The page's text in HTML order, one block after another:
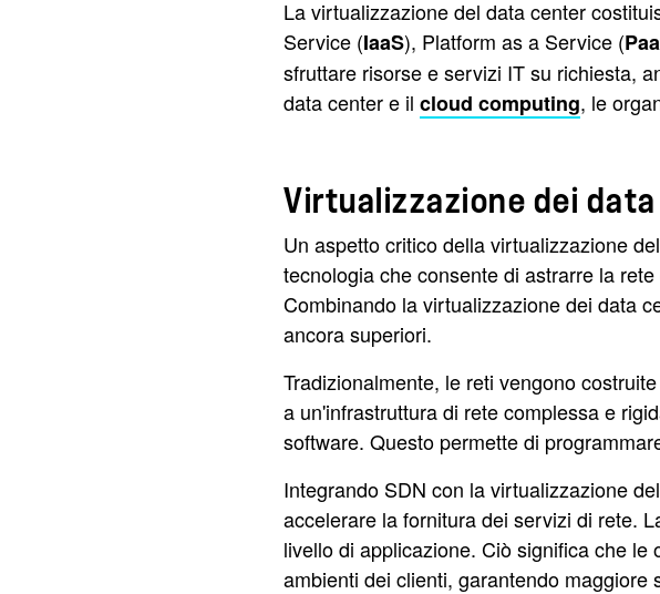
La virtualizzazione del data center
Service (IaaS), Platform as a Service (
sfruttare risorse e servizi IT su richiesta,
data center e il cloud computing, le
Virtualizzazione dei
Un aspetto critico della virtualizzazione
tecnologia che consente di astrarre la
Combinando la virtualizzazione dei data
ancora superiori.
Tradizionalmente, le reti vengono
a un'infrastruttura di rete complessa e
software. Questo permette di
Integrando SDN con la virtualizzazione
accelerare la fornitura dei servizi di rete.
livello di applicazione. Ciò significa che
ambienti dei clienti, garantendo maggiore